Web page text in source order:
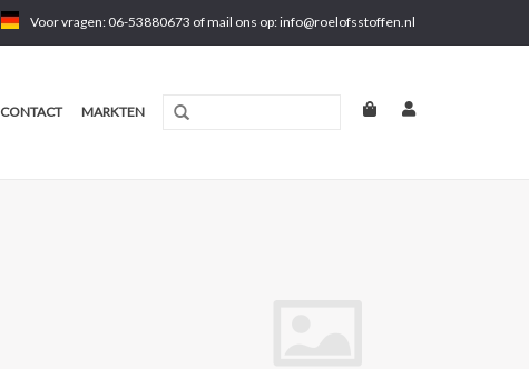
Voor vragen: 06-53880673 of mail ons op:info@roelofsstoffen.nl
CONTACT MARKTEN